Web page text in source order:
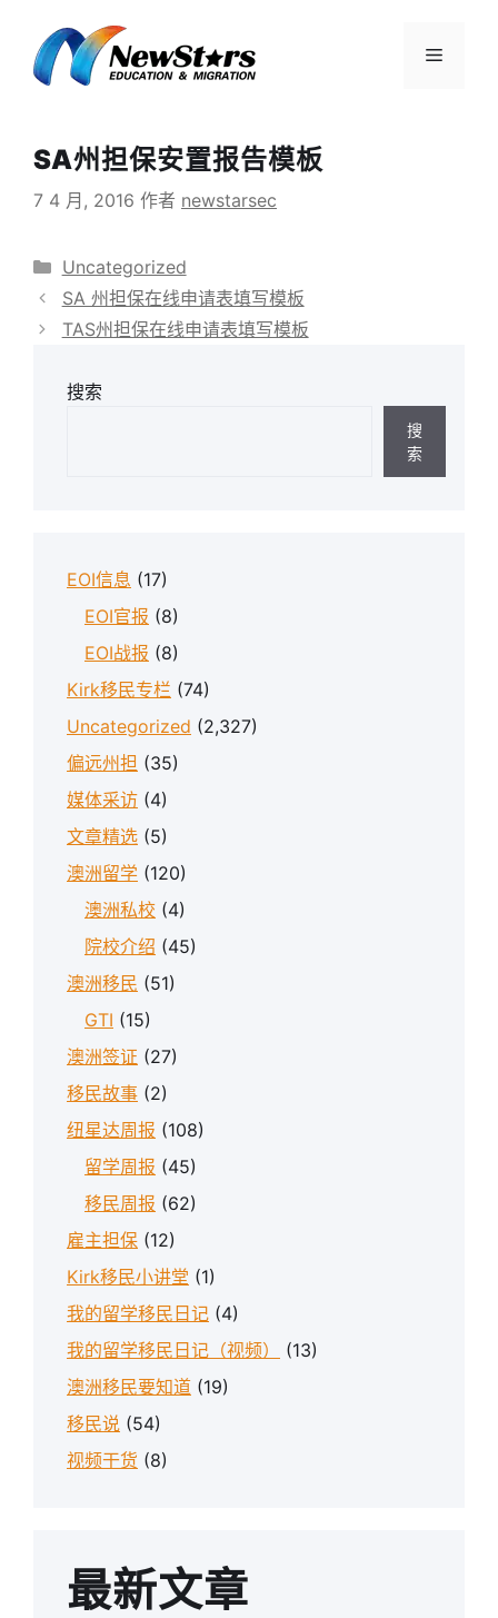
菜
SA州担保安置报告模板
7 4 月, 2016 作者 newstarsec
分
类
Uncategorized
SA 州担保在线申请表填写模板
TAS州担保在线申请表填写模板
搜索
搜
索
EOI信息 (17)
EOI官报 (8)
EOI战报 (8)
Kirk移民专栏 (74)
Uncategorized (2,327)
偏远州担 (35)
媒体采访 (4)
文章精选 (5)
澳洲留学 (120)
澳洲私校 (4)
院校介绍 (45)
澳洲移民 (51)
GTI (15)
澳洲签证 (27)
移民故事 (2)
纽星达周报 (108)
留学周报 (45)
移民周报 (62)
雇主担保 (12)
Kirk移民小讲堂 (1)
我的留学移民日记 (4)
我的留学移民日记（视频）
(13)
澳洲移民要知道 (19)
移民说 (54)
视频干货 (8)
最新文章